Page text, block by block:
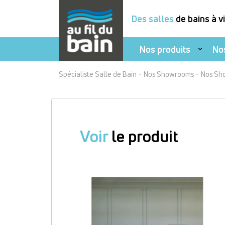
Des salles de bains à
Nos produits
Spécialiste Salle de Bain - Nos Showrooms - Nos
Voirle produit